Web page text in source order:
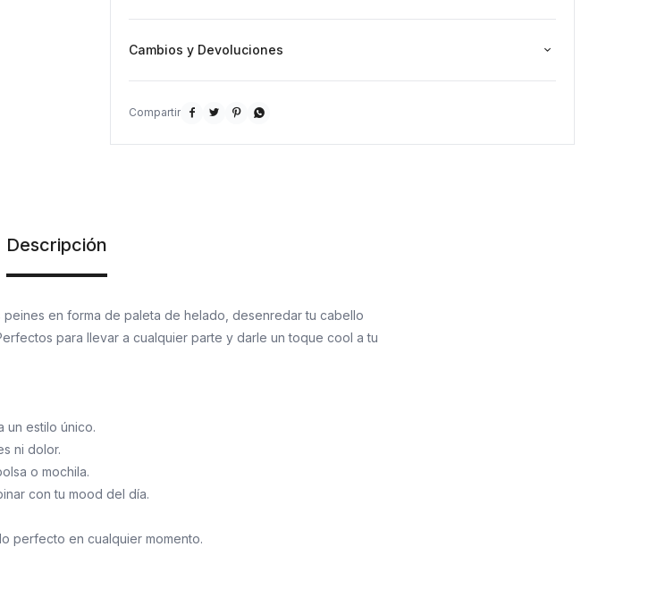
Cambios y Devoluciones
   
Descripción
en forma de paleta de helado, desenredar tu cabello
para llevar a cualquier parte y darle un toque cool a tu
un estilo único.
ni dolor.
o mochila.
con tu mood del día.
perfecto en cualquier momento.